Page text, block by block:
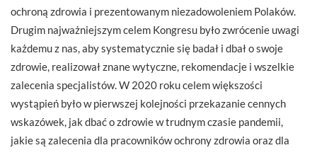
ochroną zdrowia i prezentowanym niezadowoleniem Polaków.
Drugim najważniejszym celem Kongresu było zwrócenie uwagi
każdemu z nas, aby systematycznie się badał i dbał o swoje
zdrowie, realizował znane wytyczne, rekomendacje i wszelkie
zalecenia specjalistów. W 2020 roku celem większości
wystąpień było w pierwszej kolejności przekazanie cennych
wskazówek, jak dbać o zdrowie w trudnym czasie pandemii,
jakie są zalecenia dla pracowników ochrony zdrowia oraz dla